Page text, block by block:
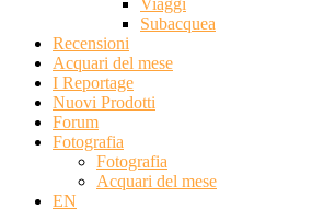
Viaggi
Subacquea
Recensioni
Acquari del mese
I Reportage
Nuovi Prodotti
Forum
Fotografia
Fotografia
Acquari del mese
EN